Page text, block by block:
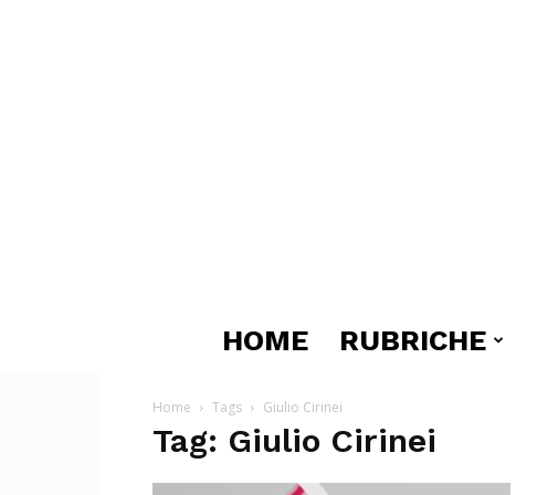
HOME RUBRICHE
Home Tags Giulio Cirinei
Tag: Giulio Cirinei